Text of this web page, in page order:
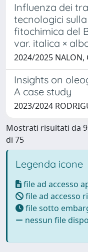
Influenza dei
tecnologici
fitochimica del
var. italica ×
2024/2025 NALON,
Insights on
A case study
2023/2024
Mostrati risultati da
di 75
Legenda icone
file ad accesso
file ad accesso
file sotto
nessun file